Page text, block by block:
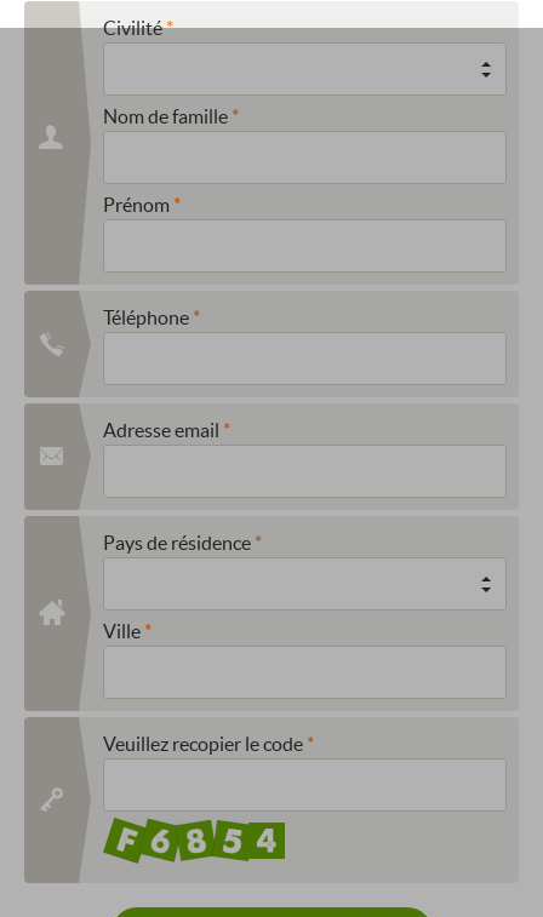
Civilité
Nom de famille
Prénom
Téléphone
Adresse email
Pays de résidence
Ville
Veuillez recopier le code